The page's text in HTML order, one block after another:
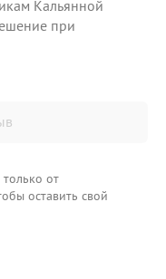
Кальянной
при
от
оставить свой